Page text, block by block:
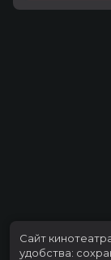
Сайт
удобства: